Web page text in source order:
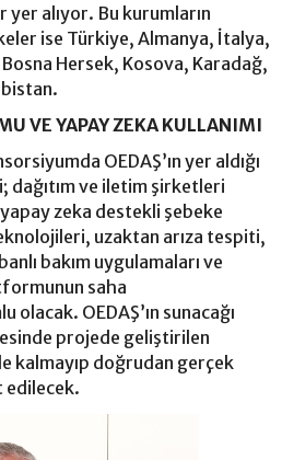
alıyor. Bu kurumların
ise Türkiye, Almanya, İtalya,
Hersek, Kosova, Karadağ,
VE YAPAY ZEKA KULLANIMI
OEDAŞ’ın yer aldığı
dağıtım ve iletim şirketleri
zeka destekli şebeke
uzaktan arıza tespiti,
bakım uygulamaları ve
saha
olacak. OEDAŞ’ın sunacağı
projede geliştirilen
kalmayıp doğrudan gerçek
edilecek.